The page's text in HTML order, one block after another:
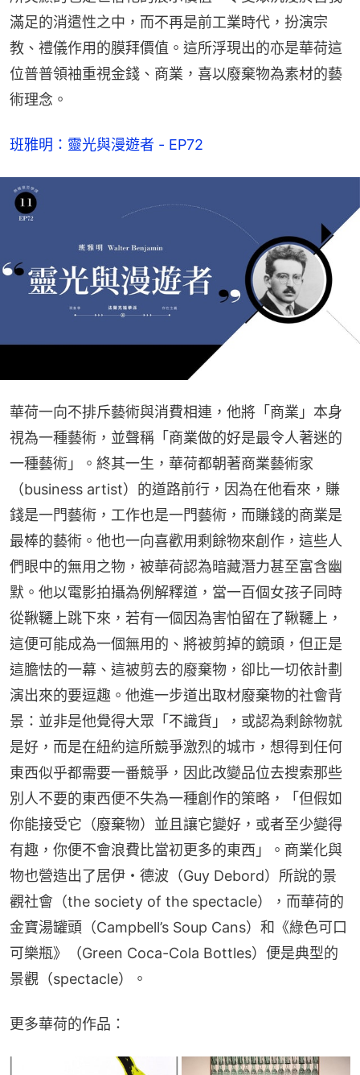
滿足的消遣性之中，而不再是前工業時代，扮演宗
教、禮儀作用的膜拜價值。這所浮現出的亦是華荷這
位普普領袖重視金錢、商業，喜以廢棄物為素材的藝
術理念。
班雅明：靈光與漫遊者 - EP72
華荷一向不排斥藝術與消費相連，他將「商業」本身
視為一種藝術，並聲稱「商業做的好是最令人著迷的
一種藝術」。終其一生，華荷都朝著商業藝術家
（business artist）的道路前行，因為在他看來，賺
錢是一門藝術，工作也是一門藝術，而賺錢的商業是
最棒的藝術。他也一向喜歡用剩餘物來創作，這些人
們眼中的無用之物，被華荷認為暗藏潛力甚至富含幽
默。他以電影拍攝為例解釋道，當一百個女孩子同時
從鞦韆上跳下來，若有一個因為害怕留在了鞦韆上，
這便可能成為一個無用的、將被剪掉的鏡頭，但正是
這膽怯的一幕、這被剪去的廢棄物，卻比一切依計劃
演出來的要逗趣。他進一步道出取材廢棄物的社會背
景：並非是他覺得大眾「不識貨」，或認為剩餘物就
是好，而是在紐約這所競爭激烈的城市，想得到任何
東西似乎都需要一番競爭，因此改變品位去搜索那些
別人不要的東西便不失為一種創作的策略，「但假如
你能接受它（廢棄物）並且讓它變好，或者至少變得
有趣，你便不會浪費比當初更多的東西」。商業化與
物也營造出了居伊・德波（Guy Debord）所說的景
觀社會（the society of the spectacle），而華荷的
金寶湯罐頭（Campbell’s Soup Cans）和《綠色可口
可樂瓶》（Green Coca-Cola Bottles）便是典型的
景觀（spectacle）。
更多華荷的作品：